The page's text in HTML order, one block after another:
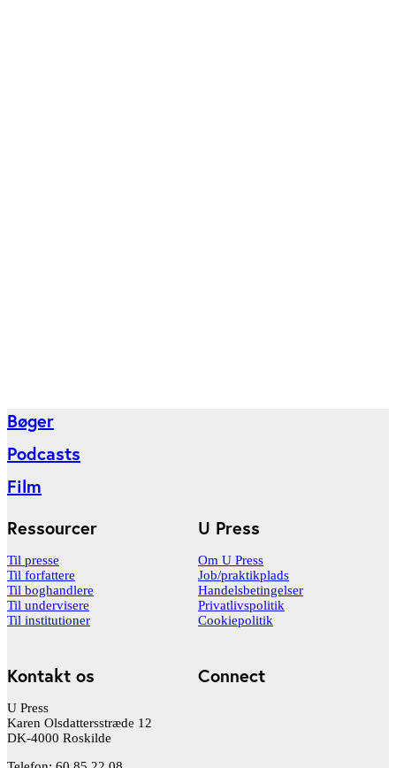
Bøger
Podcasts
Film
U Press
Om U Press
Job/praktikplads
Handelsbetingelser
Privatlivspolitik
Cookiepolitik
Ressourcer
Til presse
Til forfattere
Til boghandlere
Til undervisere
Til institutioner
Connect
Kontakt os
U Press
Karen Olsdattersstræde 12
DK-4000 Roskilde